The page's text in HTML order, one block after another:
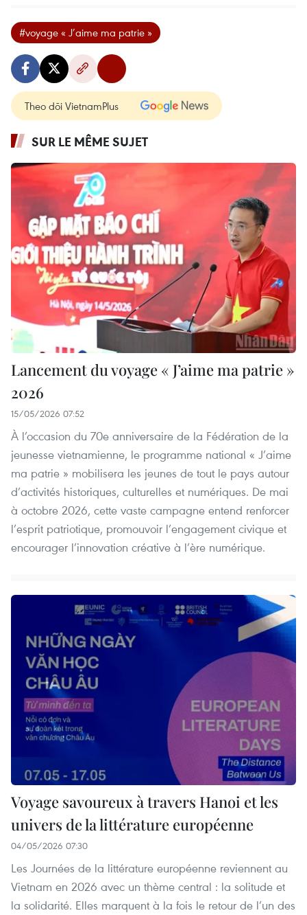
#voyage « J’aime ma patrie »
Theo dõi VietnamPlus
SUR LE MÊME SUJET
Lancement du voyage « J’aime ma patrie »
2026
15/05/2026 07:52
À l’occasion du 70e anniversaire de la Fédération de la
jeunesse vietnamienne, le programme national « J’aime
ma patrie » mobilisera les jeunes de tout le pays autour
d’activités historiques, culturelles et numériques. De mai
à octobre 2026, cette vaste campagne entend renforcer
l’esprit patriotique, promouvoir l’engagement civique et
encourager l’innovation créative à l’ère numérique.
Voyage savoureux à travers Hanoi et les
univers de la littérature européenne
04/05/2026 07:30
Les Journées de la littérature européenne reviennent au
Vietnam en 2026 avec un thème central : la solitude et
la solidarité. Elles marquent à la fois le retour de l’un des